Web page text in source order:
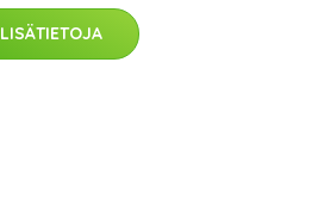
LISÄTIETOJA